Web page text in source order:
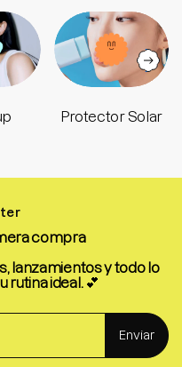
Protector Solar
compra
lanzamientos y todo lo
rutina ideal.💕
Enviar